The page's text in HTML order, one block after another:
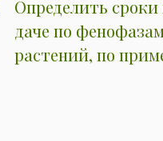
Определить
даче по
растений, по